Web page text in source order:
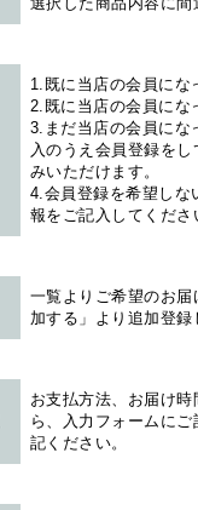
1.既に当店の会員にな
2.既に当店の会員にな
3.まだ当店の会員にな
入のうえ会員登録を
みいただけます。
4.会員登録を希望しな
報をご記入してくださ
一覧よりご希望のお
加する」より追加登
お支払方法、お届け
ら、入力フォームに
記ください。